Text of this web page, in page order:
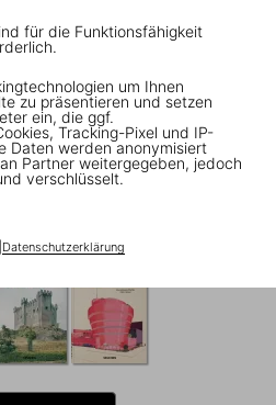
für die Funktionsfähigkeit
um Ihnen
zu präsentieren und setzen
ein, die ggf.
Tracking-Pixel und IP-
Daten werden anonymisiert
Partner weitergegeben, jedoch
verschlüsselt.
Datenschutzerklärung
1/8
CCCP. Cosmic
Constructions
45th Ed.
Series: